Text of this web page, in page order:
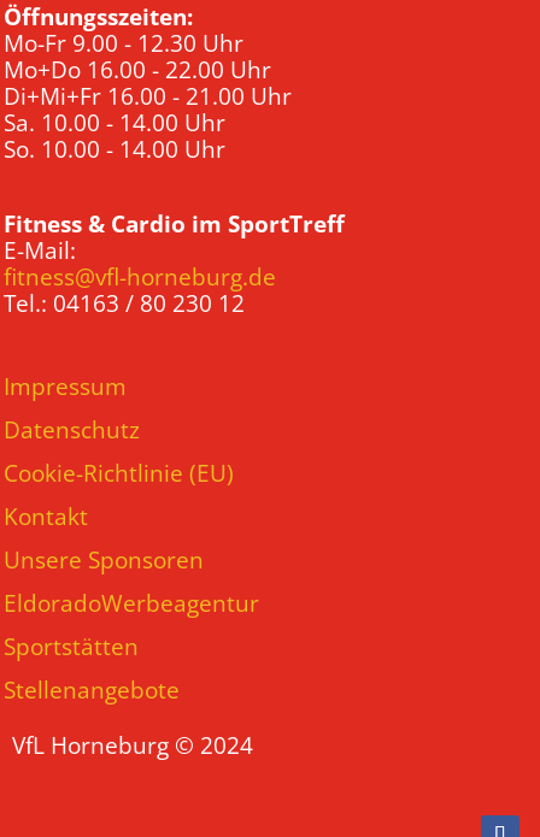
Öffnungsszeiten:
Mo-Fr 9.00 - 12.30 Uhr
Mo+Do 16.00 - 22.00 Uhr
Di+Mi+Fr 16.00 - 21.00 Uhr
Sa. 10.00 - 14.00 Uhr
So. 10.00 - 14.00 Uhr
Fitness & Cardio im SportTreff
E-Mail:
fitness@vfl-horneburg.de
Tel.: 04163 / 80 230 12
Impressum
Datenschutz
Cookie-Richtlinie (EU)
Kontakt
Unsere Sponsoren
EldoradoWerbeagentur
Sportstätten
Stellenangebote
VfL Horneburg © 2024